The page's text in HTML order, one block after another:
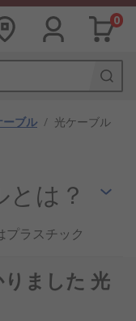
0
ーブル / 光ケーブル
は？
プラスチック
を使う金属
ズの影響を受
います。送
ました 光